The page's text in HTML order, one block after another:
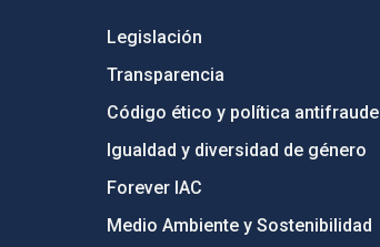
Legislación
Transparencia
Código ético y política antifraude
Igualdad y diversidad de género
Forever IAC
Medio Ambiente y Sostenibilidad